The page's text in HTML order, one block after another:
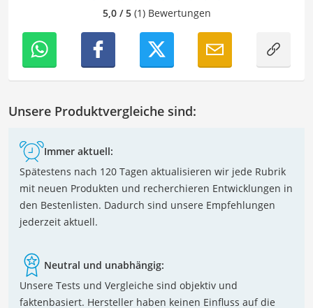
zur geschriebenen Sprache trage ich dazu bei, dass
fehlerfrei sind.
5,0 / 5(1) Bewertungen
Unsere Produktvergleiche sind:
Immer aktuell:
Spätestens nach 120 Tagen aktualisieren wir jede Rubrik
mit neuen Produkten und recherchieren Entwicklungen in
den Bestenlisten. Dadurch sind unsere Empfehlungen
jederzeit aktuell.
Neutral und unabhängig:
Unsere Tests und Vergleiche sind objektiv und
faktenbasiert. Hersteller haben keinen Einfluss auf die